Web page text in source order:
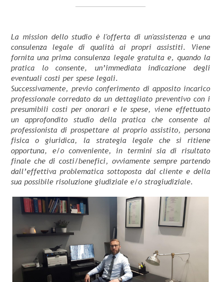
La mission dello studio è l′offerta di un′assistenza e una
consulenza legale di qualità ai propri assistiti. Viene
fornita una prima consulenza legale gratuita e, quando la
pratica lo consente, un’immediata indicazione degli
eventuali costi per spese legali.
Successivamente, previo conferimento di apposito incarico
professionale corredato da un dettagliato preventivo con i
presumibili costi per onorari e le spese, viene effettuato
un approfondito studio della pratica che consente al
professionista di prospettare al proprio assistito, persona
fisica o giuridica, la strategia legale che si ritiene
opportuna, e/o conveniente, in termini sia di risultato
finale che di costi/benefici, ovviamente sempre partendo
dall’effettiva problematica sottoposta dal cliente e della
sua possibile risoluzione giudiziale e/o stragiudiziale.